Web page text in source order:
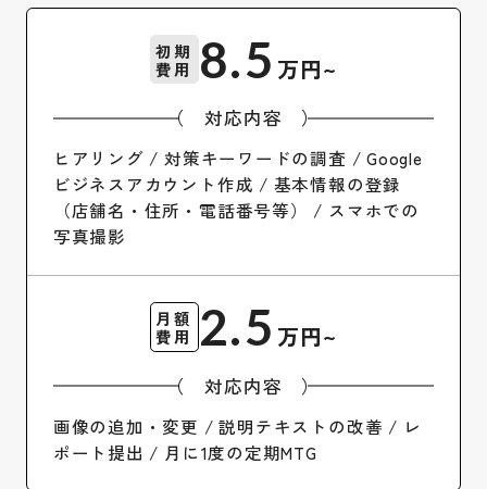
初期
費用 8.5 万円~
（ 対応内容 ）
ヒアリング / 対策キーワードの調査 / Google
ビジネスアカウント作成 / 基本情報の登録
（店舗名・住所・電話番号等） / スマホでの
写真撮影
月額
費用 2.5 万円~
（ 対応内容 ）
画像の追加・変更 / 説明テキストの改善 / レ
ポート提出 / 月に1度の定期MTG